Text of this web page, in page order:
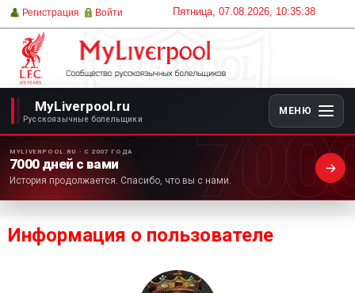
Пятница, 07.08.2026, 10:35:38
Регистрация Войти
MyLiverpool.ru
Русскоязычные болельщики
МЕНЮ
MYLIVERPOOL.RU · С 2007 ГОДА
7000 дней с вами
История продолжается. Спасибо, что вы с нами.
Информация о пользователе